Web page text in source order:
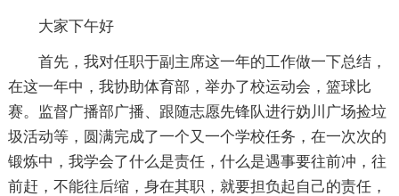
大家下午好
首先，我对任职于副主席这一年的工作做一下总结，
在这一年中，我协助体育部，举办了校运动会，篮球比
赛。监督广播部广播、跟随志愿先锋队进行妫川广场捡垃
圾活动等，圆满完成了一个又一个学校任务，在一次次的
锻炼中，我学会了什么是责任，什么是遇事要往前冲，往
前赶，不能往后缩，身在其职，就要担负起自己的责任，